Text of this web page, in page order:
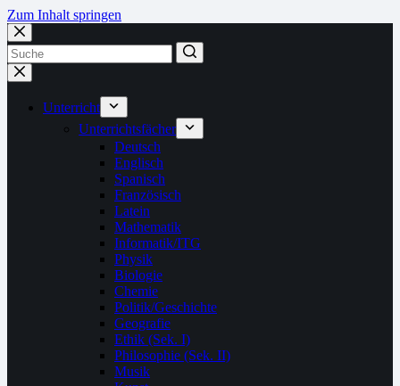
Zum Inhalt springen
Unterricht
Unterrichtsfächer
Deutsch
Englisch
Spanisch
Französisch
Latein
Mathematik
Informatik/ITG
Physik
Biologie
Chemie
Politik/Geschichte
Geografie
Ethik (Sek. I)
Philosophie (Sek. II)
Musik